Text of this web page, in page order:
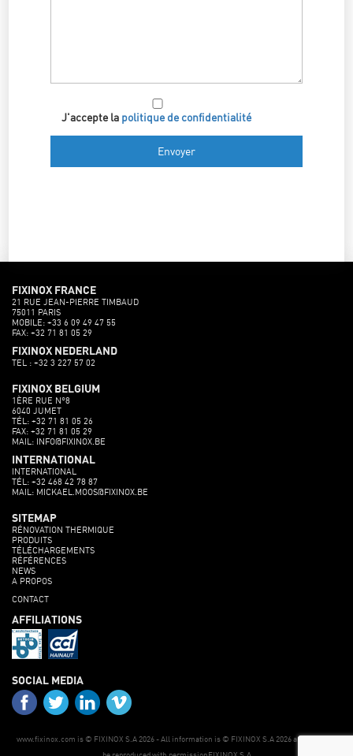
J'accepte la politique de confidentialité
FIXINOX FRANCE
21 RUE JEAN-PIERRE TIMBAUD
75011 PARIS
MOBILE: +33 6 09 49 47 55
FAX: +32 71 81 05 29
FIXINOX NEDERLAND
TEL : +32 3 227 57 02
FIXINOX BELGIUM
1ÈRE RUE N°8
6040 JUMET
TÉL: +32 71 81 05 26
FAX: +32 71 81 05 29
MAIL: INFO@FIXINOX.BE
INTERNATIONAL
INTERNATIONAL
TÉL: +32 468 42 78 87
MAIL: MICKAEL.MOOS@FIXINOX.BE
SITEMAP
RÉNOVATION THERMIQUE
PRODUITS
TÉLÉCHARGEMENTS
RÉFÉRENCES
NEWS
A PROPOS
CONTACT
AFFILIATIONS
SOCIAL MEDIA
www.fixinox.com is © FIXINOX S.A 2026 - All information is © FIXINOX S.A 2026 and may only